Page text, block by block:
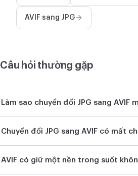
AVIF sang JPG
Câu hỏi thường gặp
Làm sao chuyển đổi JPG sang AVIF
Chuyển đổi JPG sang AVIF có mất
AVIF có giữ một nền trong suốt